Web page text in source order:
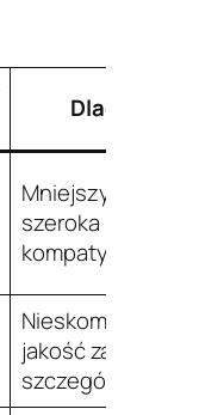
Dlaczego
Mniejszy rozmiar i
szeroka
kompatybilność
jakość zachowuje
szczegóły